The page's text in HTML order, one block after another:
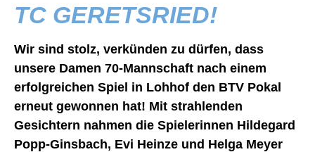
TC GERETSRIED!
Wir sind stolz, verkünden zu dürfen, dass
unsere Damen 70-Mannschaft nach einem
erfolgreichen Spiel in Lohhof den BTV Pokal
erneut gewonnen hat! Mit strahlenden
Gesichtern nahmen die Spielerinnen Hildegard
Popp-Ginsbach, Evi Heinze und Helga Meyer